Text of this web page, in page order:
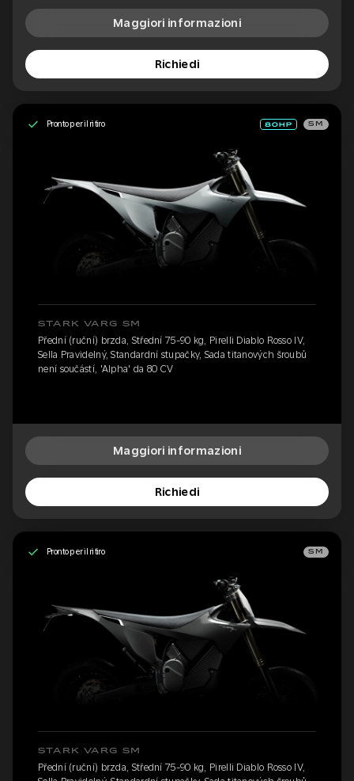
Maggiori informazioni
Richiedi
Pronto per il ritiro SM
STARK VARG SM
Přední (ruční) brzda, Střední 75-90 kg, Pirelli Diablo Rosso IV,
Sella Pravidelný, Standardní stupačky, Sada titanových šroubů
není součástí, 'Alpha' da 80 CV
Maggiori informazioni
Richiedi
Pronto per il ritiro SM
STARK VARG SM
Přední (ruční) brzda, Střední 75-90 kg, Pirelli Diablo Rosso IV,